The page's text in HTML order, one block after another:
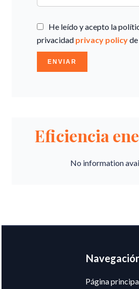
He leído y acepto la
privacidad privacy policy
ENVIAR
Eficiencia
No information
Página